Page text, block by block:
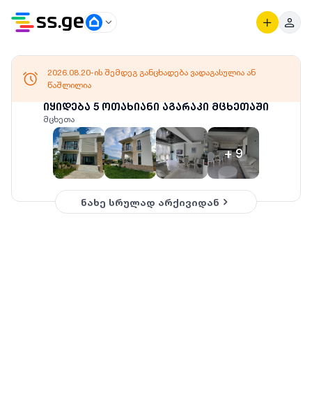
იყიდება 5 ოთახიანი აგარაკი მცხეთაში
მცხეთა
+9
2026.08.20-ის შემდეგ განცხადება ვადაგასულია ან
წაშლილია
ნახე სრულად არქივიდან